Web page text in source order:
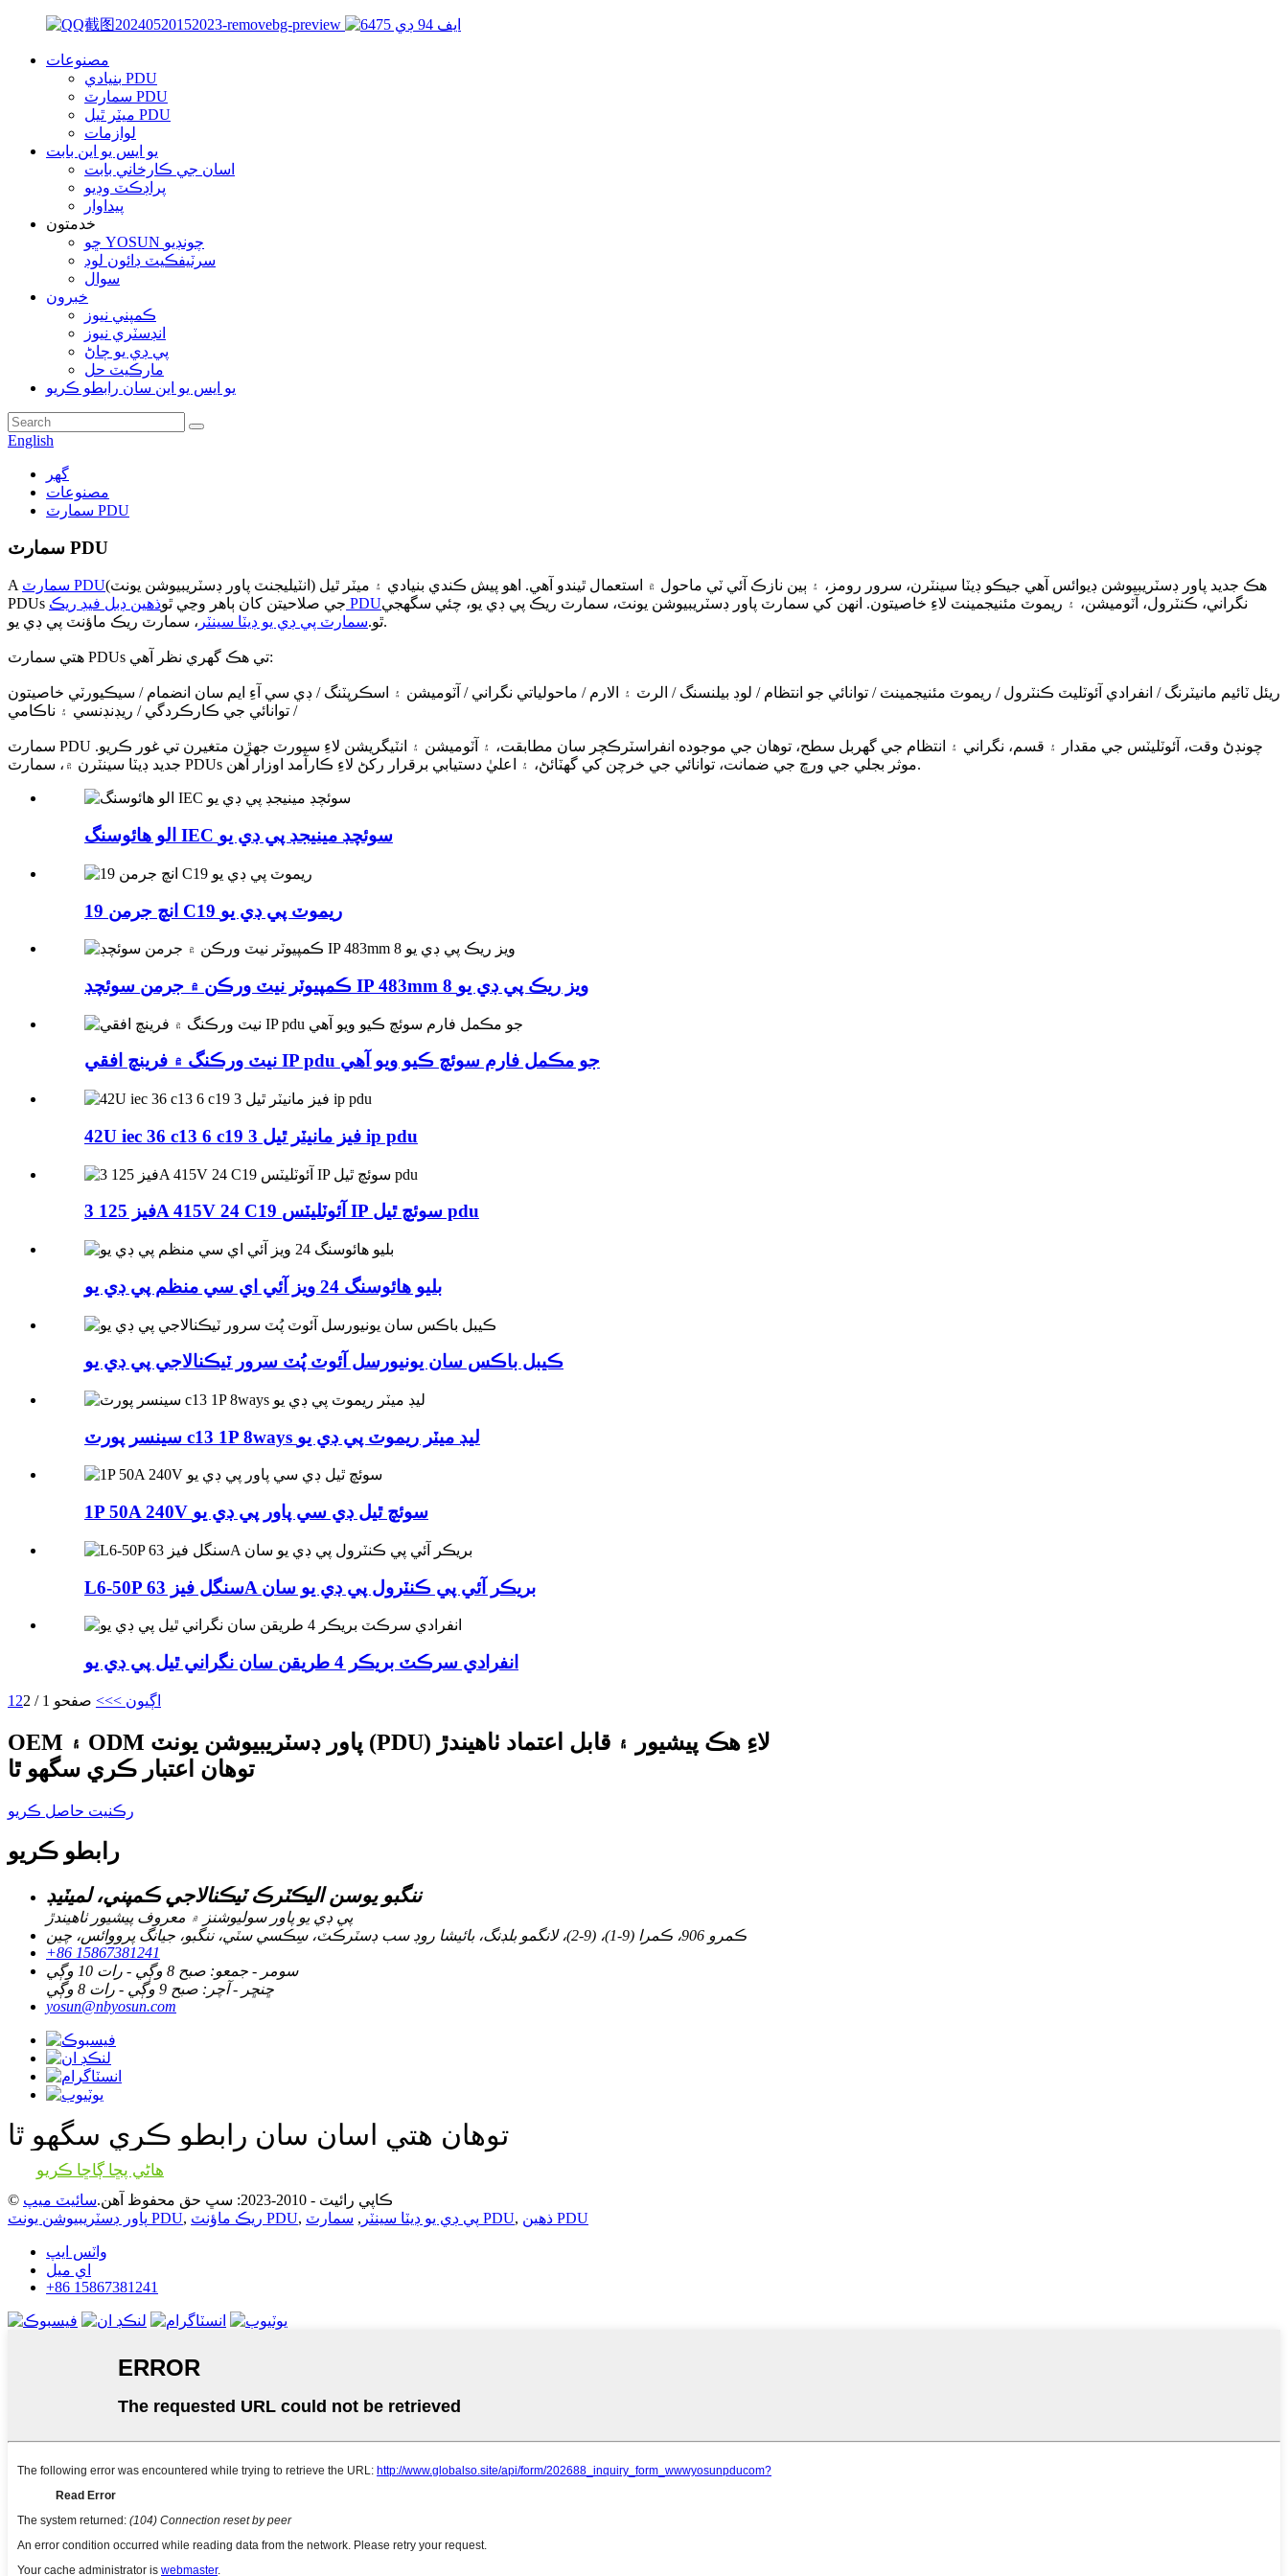
مصنوعات
بنيادي PDU
سمارٽ PDU
ميٽر ٿيل PDU
لوازمات
يو ايس يو اين بابت
اسان جي ڪارخاني بابت
پراڊڪٽ وڊيو
پيداوار
خدمتون
ڇو YOSUN چونڊيو
سرٽيفڪيٽ ڊائون لوڊ
سوال
خبرون
ڪمپني نيوز
انڊسٽري نيوز
پي ڊي يو ڄاڻ
مارڪيٽ حل
يو ايس يو اين سان رابطو ڪريو
English
گھر
مصنوعات
سمارٽ PDU
سمارٽ PDU
A سمارٽ PDU(انٽيليجنٽ پاور ڊسٽريبيوشن يونٽ) هڪ جديد پاور ڊسٽريبيوشن ڊيوائس آهي جيڪو ڊيٽا سينٽرن، سرور رومز، ۽ ٻين نازڪ آئي ٽي ماحول ۾ استعمال ٿيندو آهي. اهو پيش ڪندي بنيادي ۽ ميٽر ٿيل
PDUs جي صلاحيتن کان ٻاهر وڃي ٿو ذهين ڊبل فيڊ ريڪ PDUنگراني، ڪنٽرول، آٽوميشن، ۽ ريموٽ مئنيجمينٽ لاءِ خاصيتون. انهن کي سمارٽ پاور ڊسٽريبيوشن يونٽ، سمارٽ ريڪ پي ڊي يو، چئي سگهجي
ٿو.سمارٽ پي ڊي يو ڊيٽا سينٽر ، سمارٽ ريڪ ماؤنٽ پي ڊي يو.
هتي سمارٽ PDUs تي هڪ گهري نظر آهي:
ريئل ٽائيم مانيٽرنگ / انفرادي آئوٽليٽ ڪنٽرول / ريموٽ مئنيجمينٽ / توانائي جو انتظام / لوڊ بيلنسنگ / الرٽ ۽ الارم / ماحولياتي نگراني / آٽوميشن ۽ اسڪرپٽنگ / ڊي سي آءِ ايم سان انضمام / سيڪيورٽي خاصيتون
/ توانائي جي ڪارڪردگي / ريڊنڊنسي ۽ ناڪامي
سمارٽ PDU چونڊڻ وقت، آئوٽليٽس جي مقدار ۽ قسم، نگراني ۽ انتظام جي گهربل سطح، توهان جي موجوده انفراسٽرڪچر سان مطابقت، ۽ آٽوميشن ۽ انٽيگريشن لاءِ سپورٽ جهڙن متغيرن تي غور ڪريو.
جديد ڊيٽا سينٽرن ۾، سمارٽ PDUs موثر بجلي جي ورڇ جي ضمانت، توانائي جي خرچن کي گهٽائڻ، ۽ اعليٰ دستيابي برقرار رکڻ لاءِ ڪارآمد اوزار آهن.
الو هائوسنگ IEC سوئچڊ مينيجڊ پي ڊي يو
19 انچ جرمن C19 ريموٽ پي ڊي يو
ڪمپيوٽر نيٽ ورڪن ۾ جرمن سوئچڊ IP 483mm 8 ويز ريڪ پي ڊي يو
نيٽ ورڪنگ ۾ فرينچ افقي IP pdu جو مڪمل فارم سوئچ ڪيو ويو آهي
42U iec 36 c13 6 c19 3 فيز مانيٽر ٿيل ip pdu
3 فيز 125A 415V 24 C19 آئوٽليٽس IP سوئچ ٿيل pdu
بليو هائوسنگ 24 ويز آئي اي سي منظم پي ڊي يو
ڪيبل باڪس سان يونيورسل آئوٽ پُٽ سرور ٽيڪنالاجي پي ڊي يو
سينسر پورٽ c13 1P 8ways ليڊ ميٽر ريموٽ پي ڊي يو
1P 50A 240V سوئچ ٿيل ڊي سي پاور پي ڊي يو
L6-50P سنگل فيز 63A بريڪر آئي پي ڪنٽرول پي ڊي يو سان
انفرادي سرڪٽ بريڪر 4 طريقن سان نگراني ٿيل پي ڊي يو
1 2 اڳيون >>> صفحو 1 / 2
OEM ۽ ODM پاور ڊسٽريبيوشن يونٽ (PDU) لاءِ هڪ پيشيور ۽ قابل اعتماد ٺاهيندڙ
توهان اعتبار ڪري سگهو ٿا
رڪنيت حاصل ڪريو
رابطو ڪريو
ننگبو يوسن اليڪٽرڪ ٽيڪنالاجي ڪمپني، لميٽيڊ
پي ڊي يو پاور سوليوشنز ۾ معروف پيشيور ٺاهيندڙ
ڪمرو 906، ڪمرا (9-1)، (9-2)، لانگمو بلڊنگ، بائيشا روڊ سب ڊسٽرڪٽ، سِڪسي سٽي، ننگبو، جيانگ پرووائس، چين
+86 15867381241
سومر - جمعو: صبح 8 وڳي - رات 10 وڳي
ڇنڇر - آچر: صبح 9 وڳي - رات 8 وڳي
yosun@nbyosun.com
توهان هتي اسان سان رابطو ڪري سگهو ٿا
هاڻي پڇا ڳاڇا ڪريو
© ڪاپي رائيٽ - 2010-2023: سڀ حق محفوظ آهن.
سائيٽ ميپ
پاور ڊسٽريبيوشن يونٽ PDU, ريڪ ماؤنٽ PDU, پي ڊي يو ڊيٽا سينٽر , سمارٽ PDU, ذهين PDU
واٽس ايپ
اي ميل
+86 15867381241